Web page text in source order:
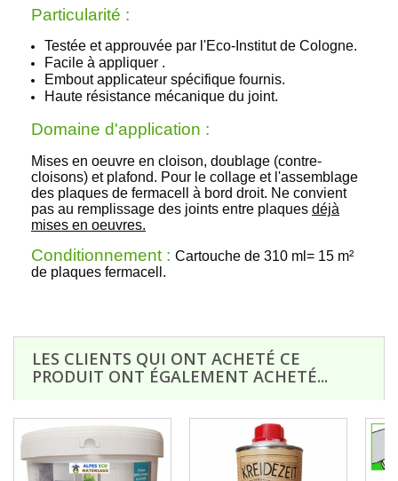
Particularité :
Testée et approuvée par l'Eco-Institut de Cologne.
Facile à appliquer .
Embout applicateur spécifique fournis.
Haute résistance mécanique du joint.
Domaine d'application :
Mises en oeuvre en cloison, doublage (contre-
cloisons) et plafond. Pour le collage et l'assemblage
des plaques de fermacell à bord droit. Ne convient
pas au remplissage des joints entre plaques déjà
mises en oeuvres.
Conditionnement : Cartouche de 310 ml= 15 m²
de plaques fermacell.
LES CLIENTS QUI ONT ACHETÉ CE
PRODUIT ONT ÉGALEMENT ACHETÉ...